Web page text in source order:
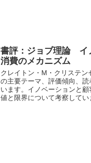
書評：ジョブ理論 イ
消費のメカニズム
クレイトン・M・クリステ
の主要テーマ、評価傾向、
います。イノベーションと
値と限界について考察してい